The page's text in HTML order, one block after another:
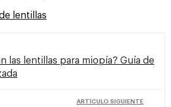
lentillas
las lentillas para miopía? Guía de
ARTÍCULO SIGUIENTE